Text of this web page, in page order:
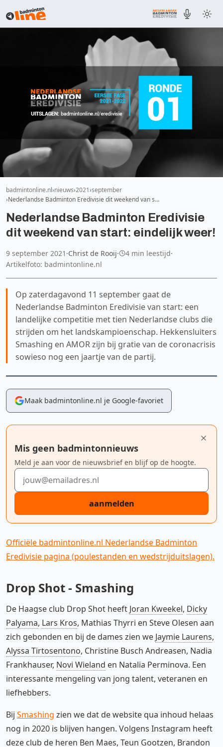
badmintonline.nl nieuws 2021 september
Nederlandse Badminton Eredivisie dit weekend van s…
Nederlandse Badminton Eredivisie
dit weekend van start: eindelijk weer!
9 september 2021 ·Christ de Rooij· 4 min leestijd·
Artikelfoto: badmintonline.nl
Op zaterdagavond 11 september gaat de
Nederlandse Badminton Eredivisie van start: een
landelijke competitie met tien Nederlandse clubs die
strijden om het landskampioenschap. Hekkensluiters
Smashing en AMOR zijn bij gratie van de coronacrisis
sowieso nog een jaartje van de partij.
Maak badmintonline.nl je Google-favoriet
Mis geen badmintonnieuws
Meld je aan voor de nieuwsbrief en blijf op de hoogte.
E-mailadres
aanmelden
Officiële badmintonline.nl Nederlandse Badminton
Eredivisie pagina (poulestanden en wedstrijduitslagen).
Drop Shot - Smashing
De Haagse club Drop Shot heeft Joran Kweekel, Dicky
Palyama, Lars Kros, Mathias Thyrri en Steve Olesen aan
zich gebonden en bij de dames zien we Jaymie Laurens,
Alyssa Tirtosentono, Christine Busch Andreasen, Nadia
Frankhauser, Novi Wieland en Natalia Perminova. Een
interessante mengeling van jong talent, veteranen en
liefhebbers.
Bij Smashing zien we dat de website qua inhoud helaas
nog in 2020 is blijven hangen. Volgens Instagram heeft
deze club de heren Ben Maes, Teun Gootzen, Brandon